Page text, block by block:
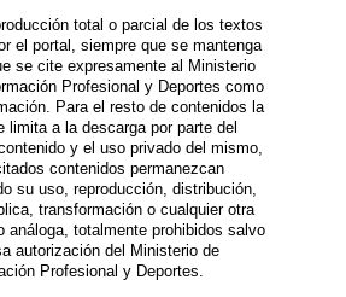
total o parcial de los textos
el portal, siempre que se mantenga
se cite expresamente al Ministerio
Profesional y Deportes como
Para el resto de contenidos la
limita a la descarga por parte del
y el uso privado del mismo,
contenidos permanezcan
su uso, reproducción, distribución,
transformación o cualquier otra
análoga, totalmente prohibidos salvo
autorización del Ministerio de
Profesional y Deportes.